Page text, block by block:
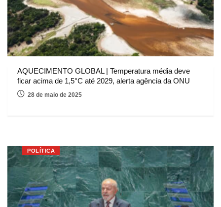
AQUECIMENTO GLOBAL | Temperatura média deve
ficar acima de 1,5°C até 2029, alerta agência da ONU
28 de maio de 2025
POLÍTICA